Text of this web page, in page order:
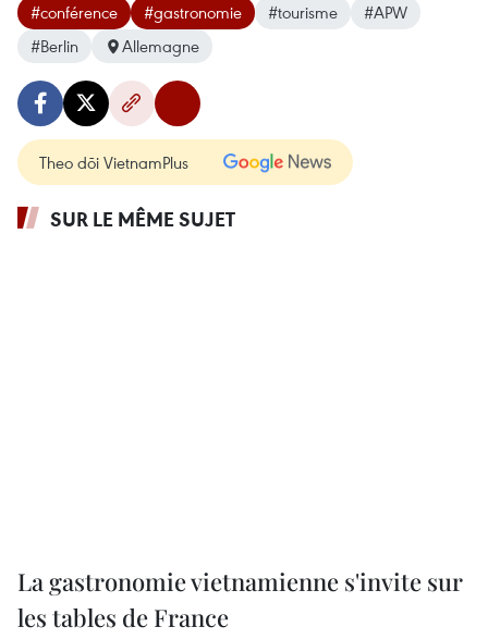
#conférence #gastronomie #tourisme
#APW
#Berlin
Allemagne
Theo dõi VietnamPlus
SUR LE MÊME SUJET
La gastronomie vietnamienne s'invite sur
les tables de France